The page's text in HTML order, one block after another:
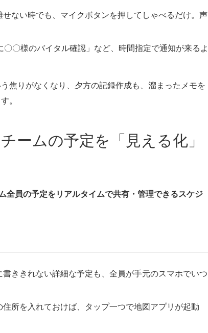
せない時でも、マイクボタンを押してしゃべるだけ。声
〇〇様のバイタル確認」など、時間指定で通知が来るよ
焦りがなくなり、夕方の記録作成も、溜まったメモを
。
ームの予定を「見える化」
全員の予定をリアルタイムで共有・管理できるスケジ
書ききれない詳細な予定も、全員が手元のスマホでいつ
住所を入れておけば、タップ一つで地図アプリが起動